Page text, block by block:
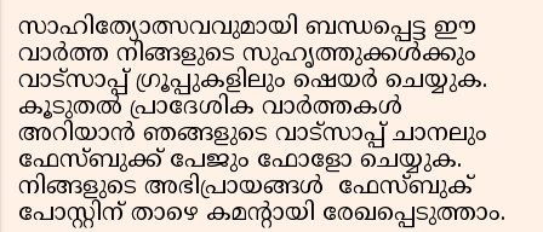
സാഹിത്യോത്സവവുമായി ബന്ധപ്പെട്ട ഈ
വാർത്ത നിങ്ങളുടെ സുഹൃത്തുക്കൾക്കും
വാട്സാപ്പ് ഗ്രൂപ്പുകളിലും ഷെയർ ചെയ്യുക.
കൂടുതൽ പ്രാദേശിക വാർത്തകൾ
അറിയാൻ ഞങ്ങളുടെ വാട്സാപ്പ് ചാനലും
ഫേസ്ബുക്ക് പേജും ഫോളോ ചെയ്യുക.
നിങ്ങളുടെ അഭിപ്രായങ്ങൾ ഫേസ്ബുക്
പോസ്റ്റിന് താഴെ കമന്റായി രേഖപ്പെടുത്താം.